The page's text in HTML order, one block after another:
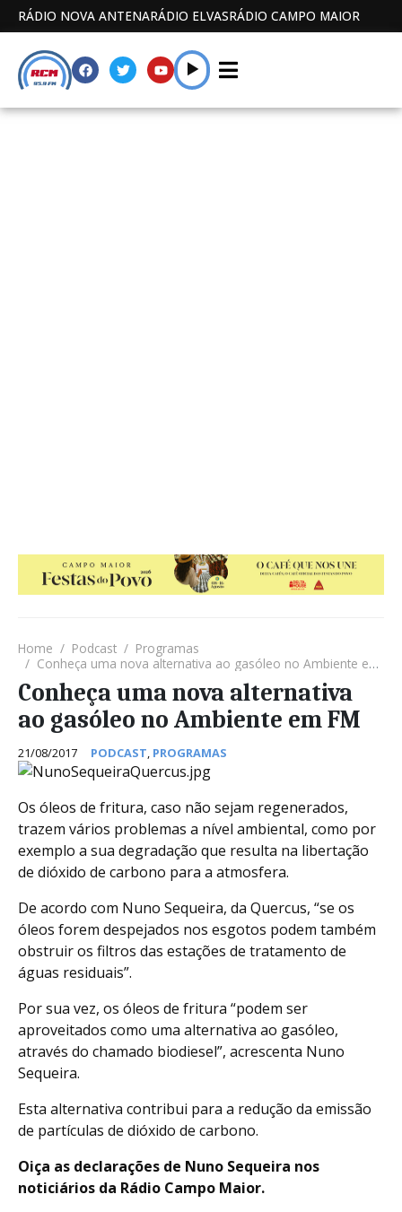
RÁDIO NOVA ANTENARÁDIO ELVASRÁDIO CAMPO MAIOR
Home Podcast
Programas
Conheça uma nova alternativa ao gasóleo no Ambiente em FM
Conheça uma nova alternativa
ao gasóleo no Ambiente em FM
21/08/2017 PODCAST, PROGRAMAS
Os óleos de fritura, caso não sejam regenerados,
trazem vários problemas a nível ambiental, como por
exemplo a sua degradação que resulta na libertação
de dióxido de carbono para a atmosfera.
De acordo com Nuno Sequeira, da Quercus, “se os
óleos forem despejados nos esgotos podem também
obstruir os filtros das estações de tratamento de
águas residuais”.
Por sua vez, os óleos de fritura “podem ser
aproveitados como uma alternativa ao gasóleo,
através do chamado biodiesel”, acrescenta Nuno
Sequeira.
Esta alternativa contribui para a redução da emissão
de partículas de dióxido de carbono.
Oiça as declarações de Nuno Sequeira nos
noticiários da Rádio Campo Maior.